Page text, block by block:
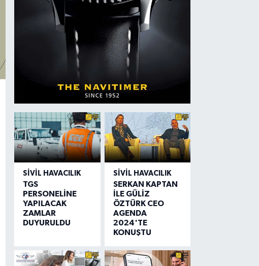
SIVIL HAVACILIK
TGS
PERSONELİNE
YAPILACAK
ZAMLAR
DUYURULDU
SIVIL HAVACILIK
SERKAN KAPTAN
İLE GÜLİZ
ÖZTÜRK CEO
AGENDA
2024'TE
KONUŞTU